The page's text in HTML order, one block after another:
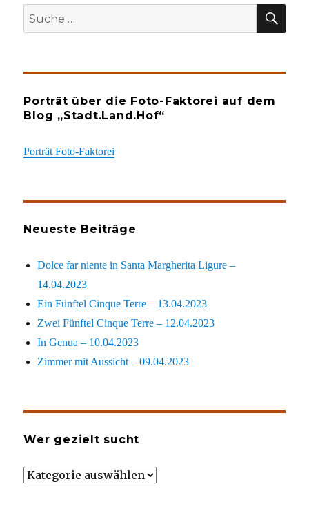
Suche
nach:
Porträt über die Foto-Faktorei auf dem
Blog „Stadt.Land.Hof“
Porträt Foto-Faktorei
Neueste Beiträge
Dolce far niente in Santa Margherita Ligure –
14.04.2023
Ein Fünftel Cinque Terre – 13.04.2023
Zwei Fünftel Cinque Terre – 12.04.2023
In Genua – 10.04.2023
Zimmer mit Aussicht – 09.04.2023
Wer gezielt sucht
Wer